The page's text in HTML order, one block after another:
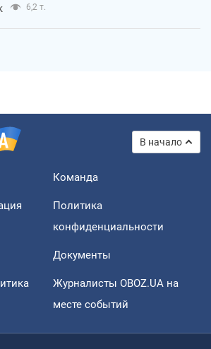
6,2 т.
В начало
Команда
Политика
конфиденциальности
Документы
Журналисты OBOZ.UA на
месте событий